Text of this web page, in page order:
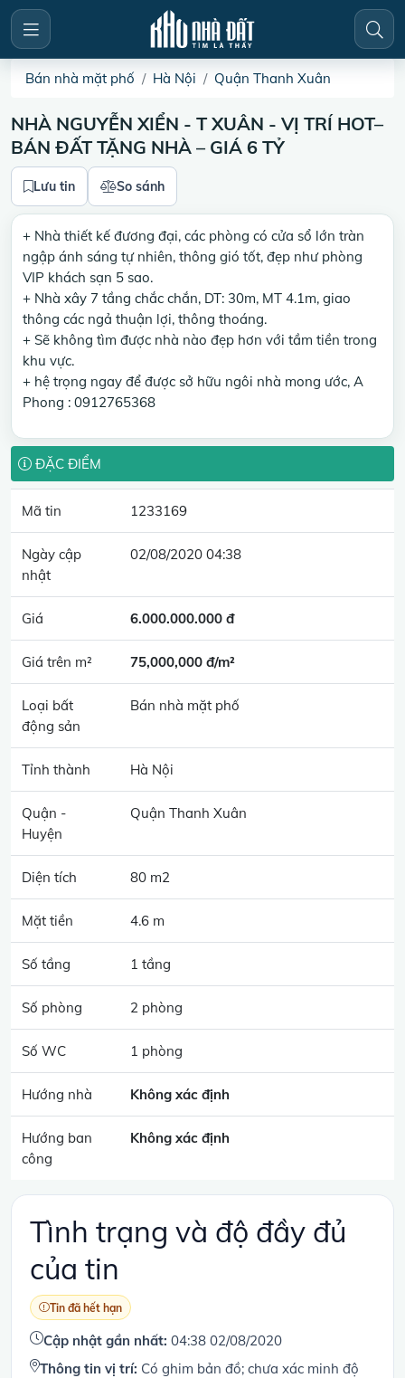
Bán nhà mặt phố Hà Nội Quận Thanh Xuân
NHÀ NGUYỄN XIỂN - T XUÂN - VỊ TRÍ HOT–
BÁN ĐẤT TẶNG NHÀ – GIÁ 6 TỶ
Lưu tin So sánh
+ Nhà thiết kế đương đại, các phòng có cửa sổ lớn tràn
ngập ánh sáng tự nhiên, thông gió tốt, đẹp như phòng
VIP khách sạn 5 sao.
+ Nhà xây 7 tầng chắc chắn, DT: 30m, MT 4.1m, giao
thông các ngả thuận lợi, thông thoáng.
+ Sẽ không tìm được nhà nào đẹp hơn với tầm tiền trong
khu vực.
+ hệ trọng ngay để được sở hữu ngôi nhà mong ước, A
Phong : 0912765368
ĐẶC ĐIỂM
Mã tin 1233169
Ngày cập
nhật
02/08/2020 04:38
Giá 6.000.000.000 đ
Giá trên m² 75,000,000 đ/m²
Loại bất
động sản
Bán nhà mặt phố
Tỉnh thành Hà Nội
Quận -
Huyện
Quận Thanh Xuân
Diện tích 80 m2
Mặt tiền 4.6 m
Số tầng 1 tầng
Số phòng 2 phòng
Số WC 1 phòng
Hướng nhà Không xác định
Hướng ban
công
Không xác định
Tình trạng và độ đầy đủ
của tin
Tin đã hết hạn
Cập nhật gần nhất: 04:38 02/08/2020
Thông tin vị trí: Có ghim bản đồ; chưa xác minh độ